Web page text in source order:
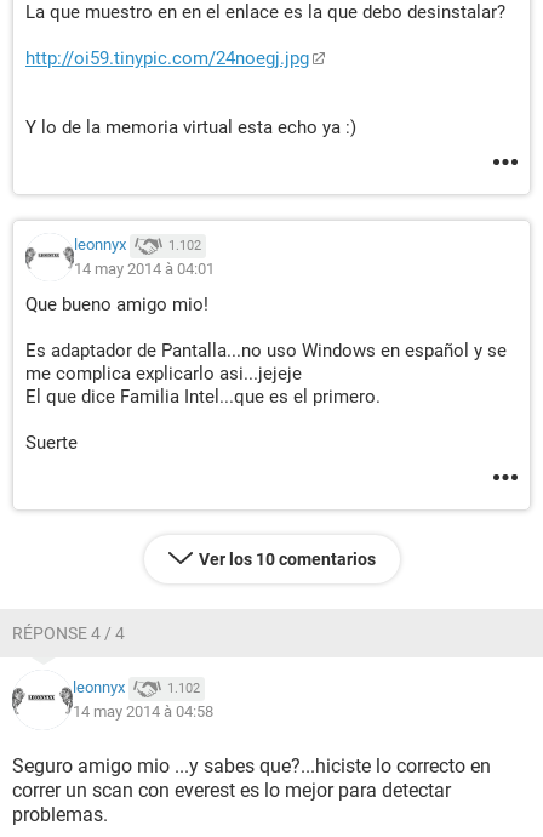
Enhanced SpeedStep Technology (EIST, ESS) Soportado
Frequency ID Control No soportado
LongRun No soportado
PowerSaver 1.0 No soportado
Processor Duty Cycle Control Soportado
Software Thermal Control No soportado
Temperature Sensing Diode No soportado
Thermal Monitor 1 Soportado
Thermal Monitoring No soportado
Thermal Trip No soportado
Voltage ID Control No soportado
(CPUID) Funciones:
36-bit Page Size Extension Soportado
Debug Trace Store Soportado
Fast Save & Restore Soportado
Local APIC On Chip Soportado
Machine Check Exception (MCE) Soportado
Memory Configuration Registers (MCR) No soportado
Memory Type Range Registers (MTRR) Soportado
Page Attribute Table (PAT) Soportado
Page Global Extension Soportado
Page Size Extension (PSE) Soportado
La que muestro en en el enlace es la que debo desinstalar?
http://oi59.tinypic.com/24noegj.jpg
Y lo de la memoria virtual esta echo ya :)
leonnyx 1.102
14 may 2014 à 04:01
Que bueno amigo mio!
Es adaptador de Pantalla...no uso Windows en español y se
me complica explicarlo asi...jejeje
El que dice Familia Intel...que es el primero.
Suerte
Ver los 10 comentarios
RÉPONSE 4 / 4
leonnyx 1.102
14 may 2014 à 04:58
Seguro amigo mio ...y sabes que?...hiciste lo correcto en
correr un scan con everest es lo mejor para detectar
problemas.